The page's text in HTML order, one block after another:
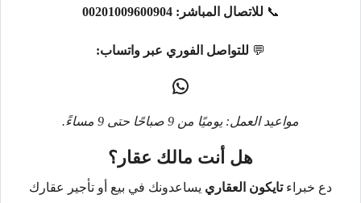
📞 للاتصال المباشر: 00201009600904
💬 للتواصل الفوري عبر واتساب:
مواعيد العمل: يوميًا من 9 صباحًا حتى 9 مساءً.
هل أنت مالك عقار؟
دع خبراءتايكون العقاري يساعدونك في بيع أو تأجير عقارك